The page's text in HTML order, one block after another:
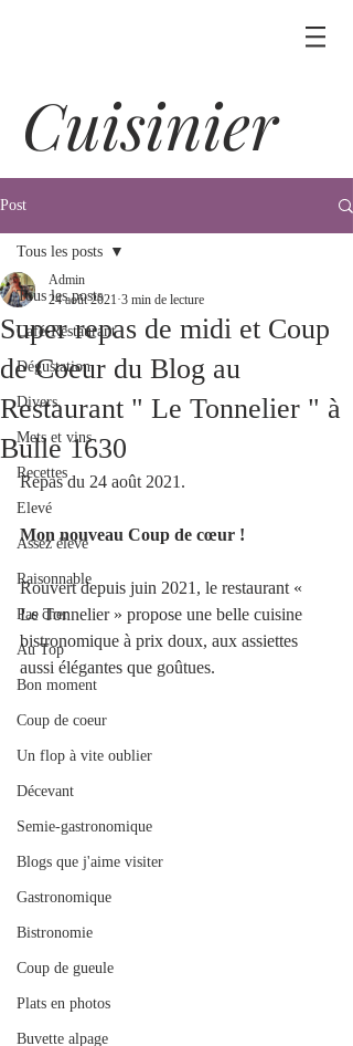
Cuisinier
Post
Tous les posts
Café-Restaurant
Dégustation
Divers
Mets et vins
Recettes
Elevé
Assez élevé
Raisonnable
Pas cher
Au Top
Bon moment
Coup de coeur
Un flop à vite oublier
Décevant
Semie-gastronomique
Blogs que j'aime visiter
Gastronomique
Bistronomie
Coup de gueule
Plats en photos
Buvette alpage
Tous les posts
Super repas de midi et Coup
de Coeur du Blog au
Restaurant " Le Tonnelier " à
Bulle 1630
Admin
24 août 2021 3 min de lecture
Repas du 24 août 2021.
Mon nouveau Coup de cœur !
Rouvert depuis juin 2021, le restaurant «
Le Tonnelier » propose une belle cuisine
bistronomique à prix doux, aux assiettes
aussi élégantes que goûtues.